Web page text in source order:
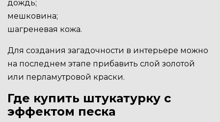
дождь;
мешковина;
шагреневая кожа.
Для создания загадочности в интерьере можно
на последнем этапе прибавить слой золотой
или перламутровой краски.
Где купить штукатурку с
эффектом песка